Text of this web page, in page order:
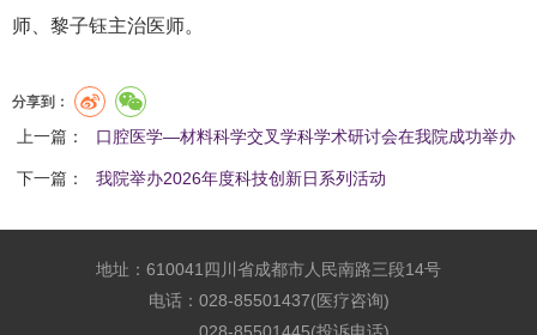
师、黎子钰主治医师。
分享到：
上一篇： 口腔医学—材料科学交叉学科学术研讨会在我院成功举办
下一篇： 我院举办2026年度科技创新日系列活动
地址：610041四川省成都市人民南路三段14号
电话：028-85501437(医疗咨询)